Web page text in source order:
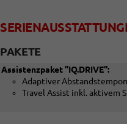
PAKETE
Assistenzpaket ''IQ.DRIVE'':
Adaptiver
Travel Assist inkl. aktivem